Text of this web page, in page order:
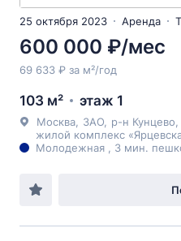
25 октября 2023 Аренда
600 000 ₽/мес
69 633 ₽ за м²/год
103 м² этаж 1
Москва ЗАО р-н Кунцево
жилой комплекс
Молодежная , 3 мин.